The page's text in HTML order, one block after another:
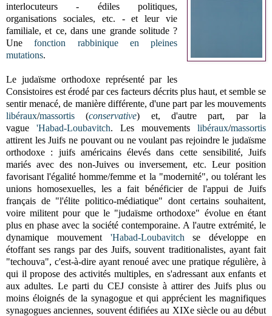
interlocuteurs - édiles politiques,
organisations sociales, etc. - et leur vie
familiale, et ce, dans une grande solitude ?
Unefonction rabbinique en pleines
mutations.
Le judaïsme orthodoxe représenté par les
Consistoires est érodé par ces facteurs décrits plus haut, et semble se
sentir menacé, de manière différente, d'une part par les mouvements
libéraux/massortis (conservative) et, d'autre part, par la
vague 'Habad-Loubavitch. Les mouvements libéraux/massortis
attirent les Juifs ne pouvant ou ne voulant pas rejoindre le judaïsme
orthodoxe : juifs américains élevés dans cette sensibilité, Juifs
mariés avec des non-Juives ou inversement, etc. Leur position
favorisant l'égalité homme/femme et la "modernité", ou tolérant les
unions homosexuelles, les a fait bénéficier de l'appui de Juifs
français de "l'élite politico-médiatique" dont certains souhaitent,
voire militent pour que le "judaïsme orthodoxe" évolue en étant
plus en phase avec la société contemporaine. A l'autre extrémité, le
dynamique mouvement
'Habad-Loubavitch se développe en
étoffant ses rangs par des Juifs, souvent traditionalistes, ayant fait
"techouva", c'est-à-dire ayant renoué avec une pratique régulière, à
qui il propose des activités multiples, en s'adressant aux enfants et
aux adultes. Le parti du CEJ consiste à attirer des Juifs plus ou
moins éloignés de la synagogue et qui apprécient les magnifiques
synagogues anciennes, souvent édifiées au XIXe siècle ou au début